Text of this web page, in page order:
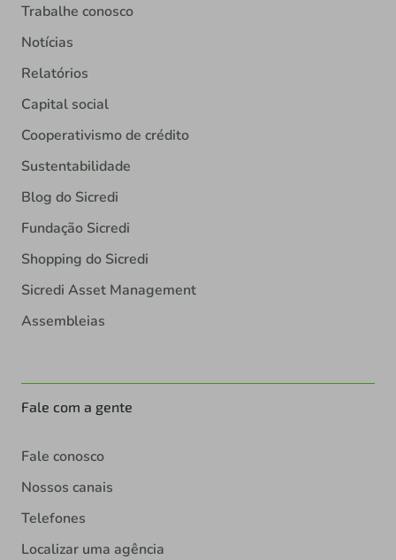
Trabalhe conosco
Notícias
Relatórios
Capital social
Cooperativismo de crédito
Sustentabilidade
Blog do Sicredi
Fundação Sicredi
Shopping do Sicredi
Sicredi Asset Management
Assembleias
Fale com a gente
Fale conosco
Nossos canais
Telefones
Localizar uma agência